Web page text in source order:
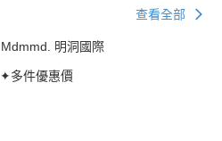
查看全部
Mdmmd. 明洞國際
✦多件優惠價